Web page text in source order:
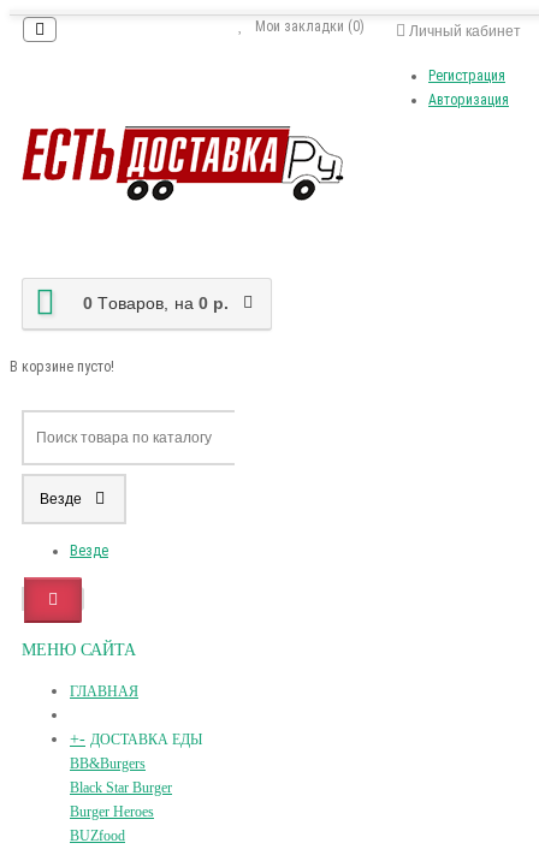
Личный кабинет
Регистрация
Авторизация
Мои закладки (0)
0 Tоваров, на 0 р.
В корзине пусто!
Везде
Везде
МЕНЮ САЙТА
ГЛАВНАЯ
+- ДОСТАВКА ЕДЫ
BB&Burgers
Black Star Burger
Burger Heroes
BUZfood